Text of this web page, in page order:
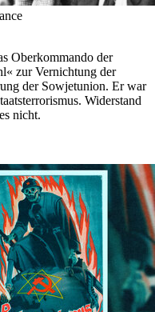
Oberkommando der
zur Vernichtung der
der Sowjetunion. Er war
Widerstand
nicht.